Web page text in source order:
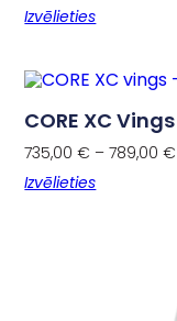
Izvēlieties
CORE XC
735,00€ – 789,00€
Izvēlieties